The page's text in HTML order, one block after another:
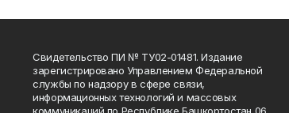
Свидетельство ПИ № ТУ02-01481. Издание
зарегистрировано Управлением Федеральной
службы по надзору в сфере связи,
информационных технологий и массовых